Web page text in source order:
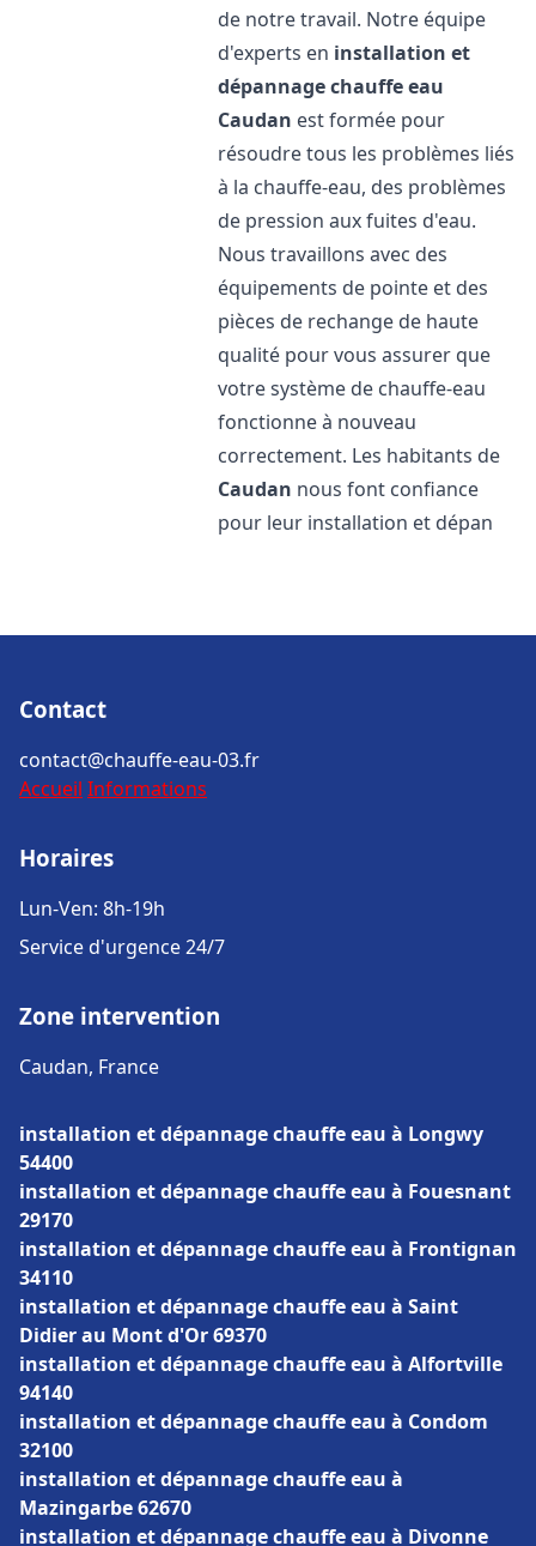
de notre travail. Notre équipe
d'experts en installation et
dépannage chauffe eau
Caudan est formée pour
résoudre tous les problèmes liés
à la chauffe-eau, des problèmes
de pression aux fuites d'eau.
Nous travaillons avec des
équipements de pointe et des
pièces de rechange de haute
qualité pour vous assurer que
votre système de chauffe-eau
fonctionne à nouveau
correctement. Les habitants de
Caudan nous font confiance
pour leur installation et dépan
Contact
contact@chauffe-eau-03.fr
Accueil Informations
Horaires
Lun-Ven: 8h-19h
Service d'urgence 24/7
Zone intervention
Caudan, France
installation et dépannage chauffe eau à Longwy
54400
installation et dépannage chauffe eau à Fouesnant
29170
installation et dépannage chauffe eau à Frontignan
34110
installation et dépannage chauffe eau à Saint
Didier au Mont d'Or 69370
installation et dépannage chauffe eau à Alfortville
94140
installation et dépannage chauffe eau à Condom
32100
installation et dépannage chauffe eau à
Mazingarbe 62670
installation et dépannage chauffe eau à Divonne